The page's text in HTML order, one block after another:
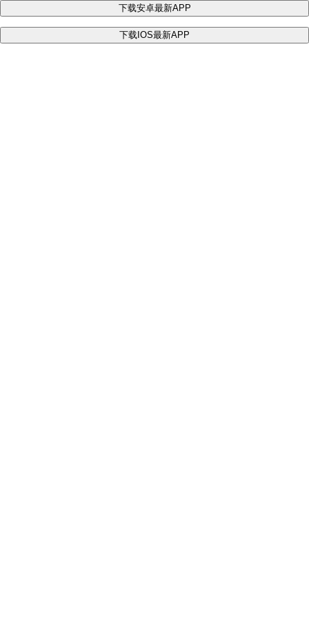
下载安卓最新APP
下载IOS最新APP